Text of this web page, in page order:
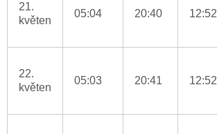
21.
květen
05:04 20:40 12:52
22.
květen
05:03 20:41 12:52